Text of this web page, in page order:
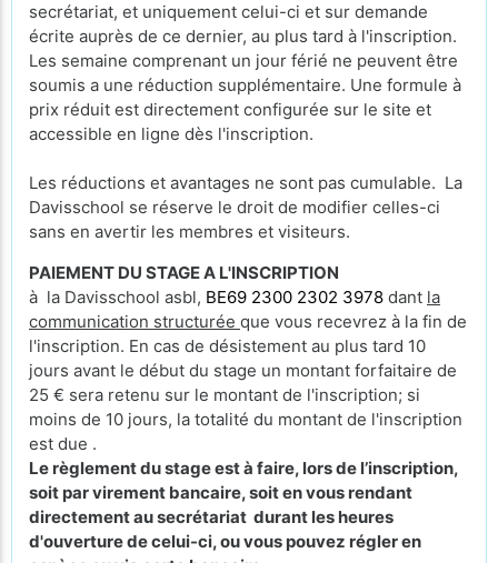
secrétariat, et uniquement celui-ci et sur demande
écrite auprès de ce dernier, au plus tard à l'inscription.
Les semaine comprenant un jour férié ne peuvent être
soumis a une réduction supplémentaire. Une formule à
prix réduit est directement configurée sur le site et
accessible en ligne dès l'inscription.
Les réductions et avantages ne sont pas cumulable. La
Davisschool se réserve le droit de modifier celles-ci
sans en avertir les membres et visiteurs.
PAIEMENT DU STAGE A L'INSCRIPTION
à la Davisschool asbl, BE69 2300 2302 3978 dant la
communication structurée que vous recevrez à la fin de
l'inscription. En cas de désistement au plus tard 10
jours avant le début du stage un montant forfaitaire de
25 € sera retenu sur le montant de l'inscription; si
moins de 10 jours, la totalité du montant de l'inscription
est due .
Le règlement du stage est à faire, lors de l’inscription,
soit par virement bancaire, soit en vous rendant
directement au secrétariat durant les heures
d'ouverture de celui-ci, ou vous pouvez régler en